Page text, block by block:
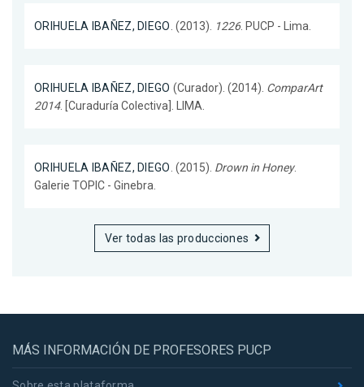
ORIHUELA IBAÑEZ, DIEGO . (2013). 1226. PUCP - Lima.
ORIHUELA IBAÑEZ, DIEGO (Curador). (2014). ComparArt
2014. [Curaduría Colectiva]. LIMA.
ORIHUELA IBAÑEZ, DIEGO . (2015). Drown in Honey.
Galerie TOPIC - Ginebra.
Ver todas las producciones
MÁS INFORMACIÓN DE PROFESORES PUCP